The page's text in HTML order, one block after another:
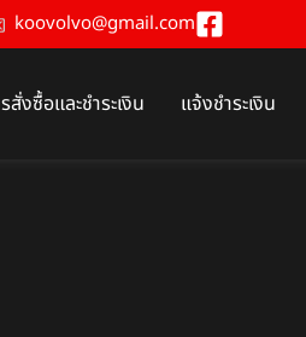
koovolvo@gmail.com
สั่งซื้อและชำระเงิน แจ้งชำระเงิน